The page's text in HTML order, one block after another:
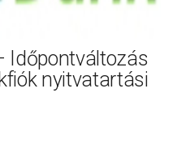
Időpontváltozás
nyitvatartási